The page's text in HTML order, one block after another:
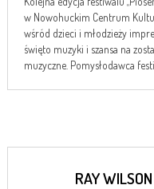
w Nowohuckim Centrum
wśród dzieci i młodzieży
święto muzyki i szansa na
muzyczne. Pomysłodawca
RAY